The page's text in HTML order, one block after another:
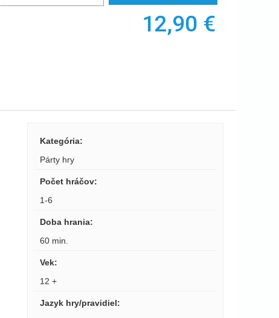
12,90 €
Kategória:
Párty hry
Počet hráčov:
1-6
Doba hrania:
60 min.
Vek:
12 +
Jazyk hry/pravidiel: